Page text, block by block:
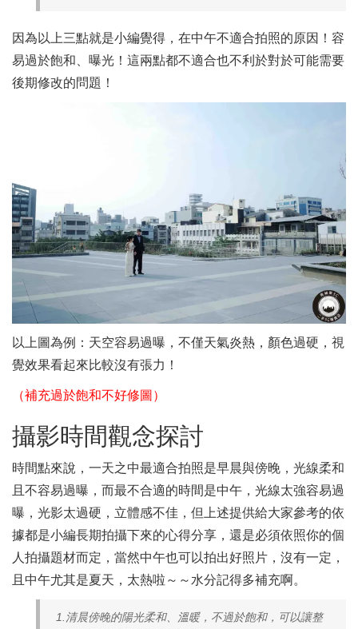
因為以上三點就是小編覺得，在中午不適合拍照的原因！容
易過於飽和、曝光！這兩點都不適合也不利於對於可能需要
後期修改的問題！
以上圖為例：天空容易過曝，不僅天氣炎熱，顏色過硬，視
覺效果看起來比較沒有張力！
（補充過於飽和不好修圖）
攝影時間觀念探討
時間點來說，一天之中最適合拍照是早晨與傍晚，光線柔和
且不容易過曝，而最不合適的時間是中午，光線太強容易過
曝，光影太過硬，立體感不佳，但上述提供給大家參考的依
據都是小編長期拍攝下來的心得分享，還是必須依照你的個
人拍攝題材而定，當然中午也可以拍出好照片，沒有一定，
且中午尤其是夏天，太熱啦～～水分記得多補充啊。
1.清晨傍晚的陽光柔和、溫暖，不過於飽和，可以讓整